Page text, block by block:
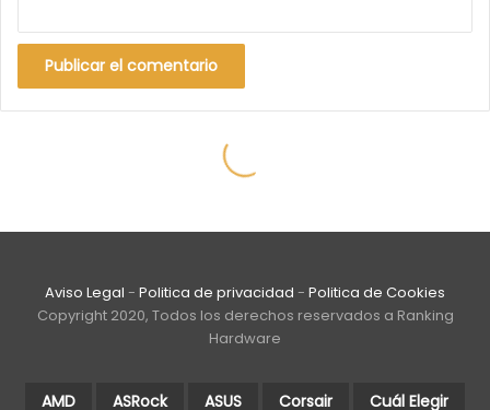
Aviso Legal - Politica de privacidad - Politica de Cookies
Copyright 2020, Todos los derechos reservados a Ranking
Hardware
AMD ASRock ASUS Corsair Cuál Elegir